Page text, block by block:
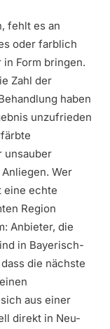
fehlt es an
oder farblich
Form bringen.
Zahl der
haben
unzufrieden
unsauber
Wer
eine echte
Region
Anbieter, die
in Bayerisch-
die nächste
aus einer
direkt in Neu-